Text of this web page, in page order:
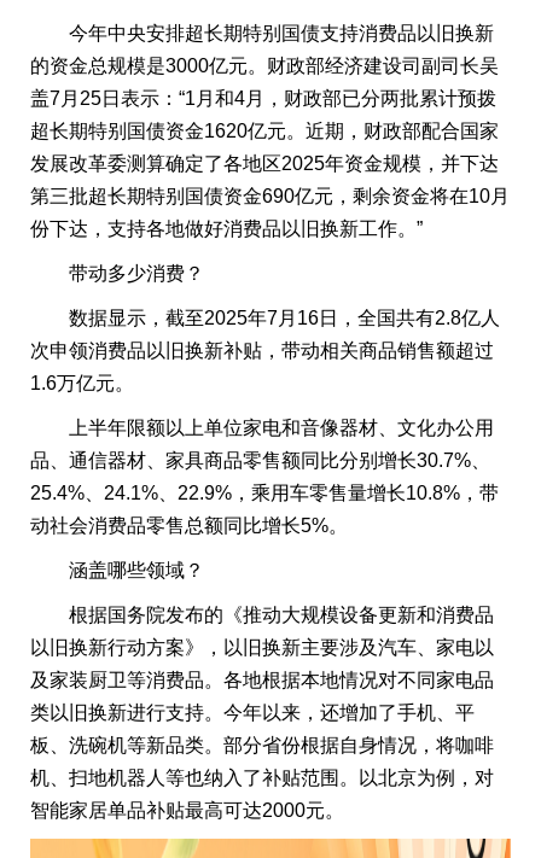
今年中央安排超长期特别国债支持消费品以旧换新
的资金总规模是3000亿元。财政部经济建设司副司长吴
盖7月25日表示：“1月和4月，财政部已分两批累计预拨
超长期特别国债资金1620亿元。近期，财政部配合国家
发展改革委测算确定了各地区2025年资金规模，并下达
第三批超长期特别国债资金690亿元，剩余资金将在10月
份下达，支持各地做好消费品以旧换新工作。”
带动多少消费？
数据显示，截至2025年7月16日，全国共有2.8亿人
次申领消费品以旧换新补贴，带动相关商品销售额超过
1.6万亿元。
上半年限额以上单位家电和音像器材、文化办公用
品、通信器材、家具商品零售额同比分别增长30.7%、
25.4%、24.1%、22.9%，乘用车零售量增长10.8%，带
动社会消费品零售总额同比增长5%。
涵盖哪些领域？
根据国务院发布的《推动大规模设备更新和消费品
以旧换新行动方案》，以旧换新主要涉及汽车、家电以
及家装厨卫等消费品。各地根据本地情况对不同家电品
类以旧换新进行支持。今年以来，还增加了手机、平
板、洗碗机等新品类。部分省份根据自身情况，将咖啡
机、扫地机器人等也纳入了补贴范围。以北京为例，对
智能家居单品补贴最高可达2000元。